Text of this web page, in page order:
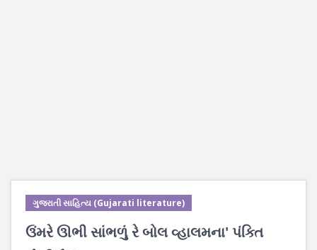
ગુજરાતી સાહિત્ય (Gujarati literature)
ઉંમરે ઊભી સાંભળું રે બોલ વ્હાલમના' પંક્તિ